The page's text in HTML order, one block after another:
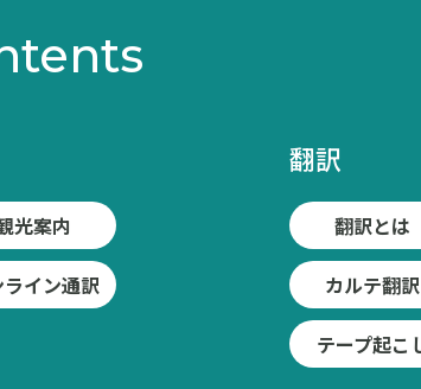
光案内
ライン通訳
翻訳
翻訳とは
カルテ翻訳
テープ起こ